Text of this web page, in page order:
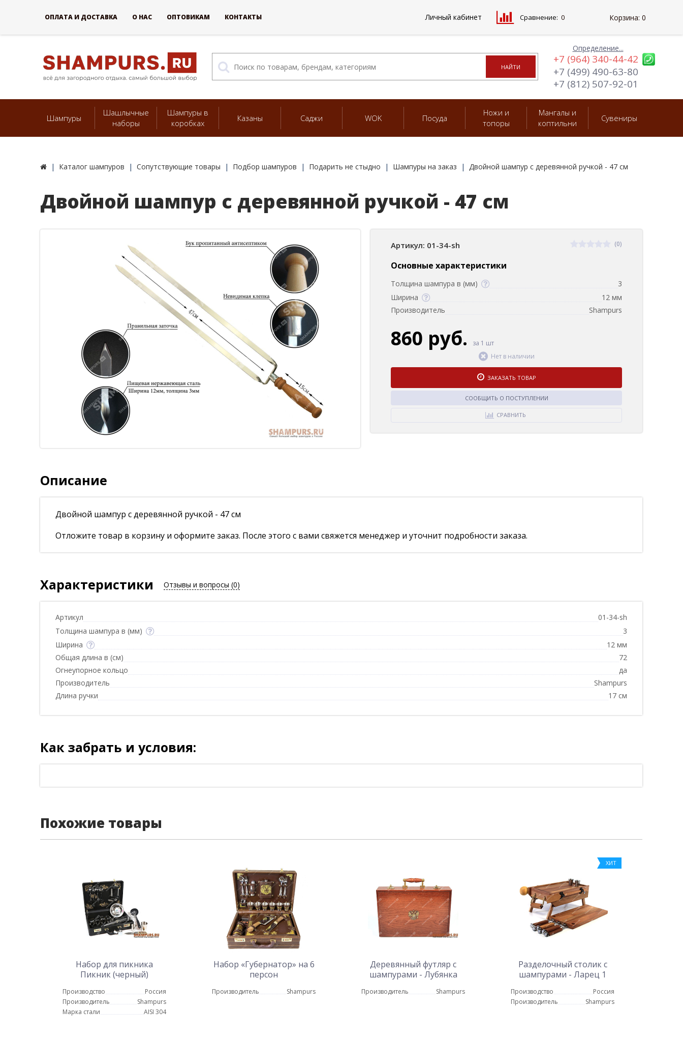
Определение...
+7 (964) 340-44-42
+7 (499) 490-63-80
+7 (812) 507-92-01
Шампуры
Шашлычные
наборы
Шампуры в
коробках
Казаны Саджи WOK Посуда
Ножи и
топоры
Мангалы и
коптильни
Сувениры
Каталог шампуров Сопутствующие товары Подбор шампуров Подарить не стыдно Шампуры на заказ Двойной шампур с деревянной ручкой - 47 см
Двойной шампур с деревянной ручкой - 47 см
Артикул: 01-34-sh (0)
Основные характеристики
Толщина шампура в (мм)
3
Ширина
12 мм
Производитель
Shampurs
860 руб.
за 1 шт
Нет в наличии
ЗАКАЗАТЬ ТОВАР
СООБЩИТЬ О ПОСТУПЛЕНИИ
СРАВНИТЬ
Описание
Двойной шампур с деревянной ручкой - 47 см
Отложите товар в корзину и оформите заказ. После этого с вами свяжется менеджер и уточнит подробности заказа.
Характеристики Отзывы и вопросы (0)
Артикул
01-34-sh
Толщина шампура в (мм)
3
Ширина
12 мм
Общая длина в (см)
72
Огнеупорное кольцо
да
Производитель
Shampurs
Длина ручки
17 см
Как забрать и условия:
Похожие товары
Набор для пикника
Пикник (черный)
Производство
Россия
Производитель
Shampurs
Марка стали
AISI 304
Набор «Губернатор» на 6
персон
Производитель Shampurs
Деревянный футляр с
шампурами - Лубянка
цвет красное дерево)
Производитель Shampurs
ХИТ
Разделочный столик с
шампурами - Ларец 1
Производство
Россия
Производитель
Shampurs
ОПЛАТА И ДОСТАВКА О НАС ОПТОВИКАМ КОНТАКТЫ Личный кабинет Сравнение: 0 Корзина: 0